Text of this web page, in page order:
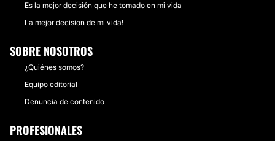
Es la mejor decisión que he tomado en mi vida
La mejor decision de mi vida!
SOBRE NOSOTROS
¿Quiénes somos?
Equipo editorial
Denuncia de contenido
PROFESIONALES